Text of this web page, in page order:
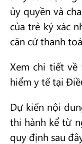
ủy quyền và
của trẻ ký xác
căn cứ thanh
Xem chi tiết về
hiểm y tế tại
Dự kiến nội
thi hành kể từ
quy định sau